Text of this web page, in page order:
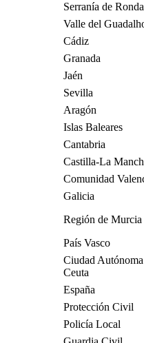
Serranía de Ronda
Valle del
Cádiz
Granada
Jaén
Sevilla
Aragón
Islas Baleares
Cantabria
Castilla-La
Comunidad
Galicia
Región de Murcia
País Vasco
Ciudad
Ceuta
España
Protección Civil
Policía Local